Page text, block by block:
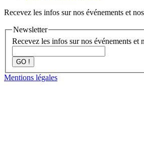
Recevez les infos sur nos événements et
Newsletter
Recevez les infos sur nos événements et
GO !
Mentions légales